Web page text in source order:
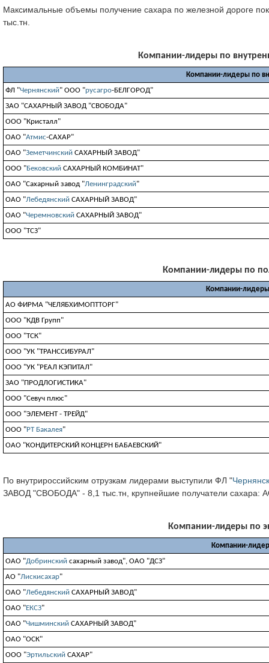
Максимальные объемы получение сахара по железной дороге
тыс.тн.
Компании-лидеры по
Компании-лидеры по
ФЛ "Чернянский" ООО "русагро-БЕЛГОРОД"
ЗАО "САХАРНЫЙ ЗАВОД "СВОБОДА"
ООО "Кристалл"
ОАО "Атмис-САХАР"
ОАО "Земетчинский САХАРНЫЙ ЗАВОД"
ООО "Бековский САХАРНЫЙ КОМБИНАТ"
ОАО "Сахарный завод "Ленинградский"
ОАО "Лебедянский САХАРНЫЙ ЗАВОД"
ОАО "Черемновский САХАРНЫЙ ЗАВОД"
ООО "ТСЗ"
Компании-лидеры по
Компании-
АО ФИРМА "ЧЕЛЯБХИМОПТТОРГ"
ООО "КДВ Групп"
ООО "ТСК"
ООО "УК "ТРАНССИБУРАЛ"
ООО "УК "РЕАЛ КЭПИТАЛ"
ЗАО "ПРОДЛОГИСТИКА"
ООО "Севуч плюс"
OOO "ЭЛEMEHT - TPEЙД"
ООО "РТ Бакалея"
ОАО "КОНДИТЕРСКИЙ КОНЦЕРН БАБАЕВСКИЙ"
По внутрироссийским отрузкам лидерами выступили ФЛ "
ЗАВОД "СВОБОДА" - 8,1 тыс.тн, крупнейшие получатели
Компании-лидеры по
Компании-
ОАО "Добринский сахарный завод", ОАО "ДСЗ"
АО "Лискисахар"
ОАО "Лебедянский САХАРНЫЙ ЗАВОД"
ОАО "ЕКСЗ"
ОАО "Чишминский САХАРНЫЙ ЗАВОД"
ОАО "ОСК"
ООО "Эртильский САХАР"